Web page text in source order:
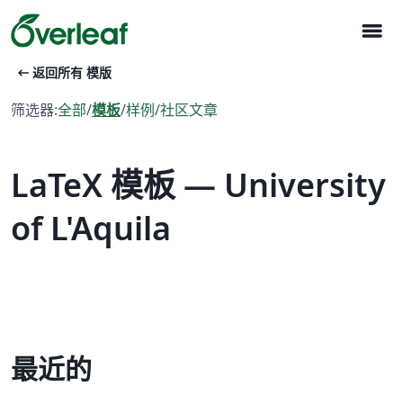
menu
arrow_left_alt 返回所有 模版
筛选器:全部/模板/样例/社区文章
LaTeX 模板 — University
of L'Aquila
最近的